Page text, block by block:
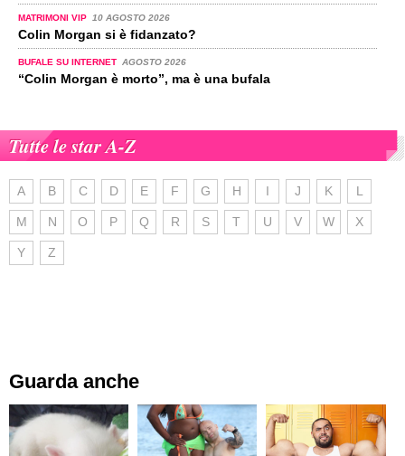
MATRIMONI VIP 10 AGOSTO 2026
Colin Morgan si è fidanzato?
BUFALE SU INTERNET AGOSTO 2026
“Colin Morgan è morto”, ma è una bufala
Tutte le star A-Z
A B C D E F G H I J K L
M N O P Q R S T U V W X
Y Z
Guarda anche